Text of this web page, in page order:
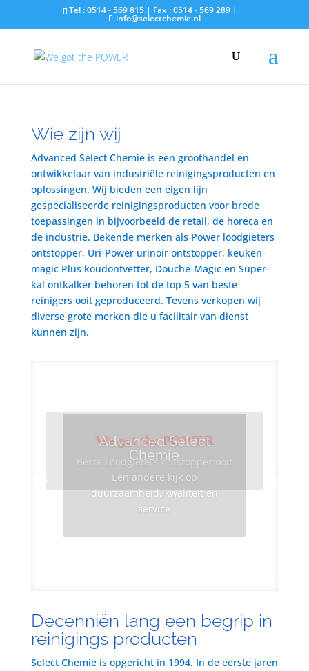
Tel : 0514 - 569 815 | Fax : 0514 - 569 289 |
info@selectchemie.nl
Wie zijn wij
Advanced Select Chemie is een groothandel en
ontwikkelaar van industriële reinigingsproducten en
oplossingen. Wij bieden een eigen lijn
gespecialiseerde reinigingsproducten voor brede
toepassingen in bijvoorbeeld de retail, de horeca en
de industrie. Bekende merken als Power loodgieters
ontstopper, Uri-Power urinoir ontstopper, keuken-
magic Plus koudontvetter, Douche-Magic en Super-
kal ontkalker behoren tot de top 5 van beste
reinigers ooit geproduceerd. Tevens verkopen wij
diverse grote merken die u facilitair van dienst
kunnen zijn.
Advanced Select
Chemie
Een andere kijk op
duurzaamheid, kwaliteit en
service
We got the POWER
Beste Loodgieters ontstopper ooit
Decenniën lang een begrip in
reinigings producten
Select Chemie is opgericht in 1994. In de eerste jaren